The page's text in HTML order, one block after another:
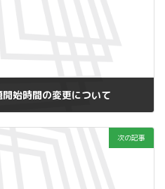
始時間の変更について
次の記事